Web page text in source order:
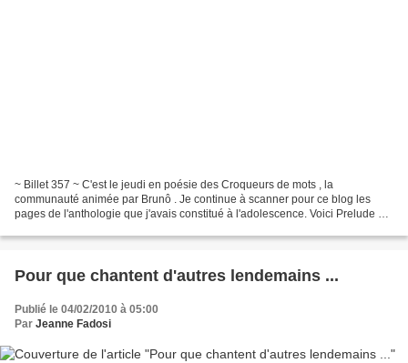
~ Billet 357 ~ C'est le jeudi en poésie des Croqueurs de mots , la
communauté animée par Brunô . Je continue à scanner pour ce blog les
pages de l'anthologie que j'avais constitué à l'adolescence. Voici Prelude de
Pour que chantent d'autres lendemains ...
Publié le 04/02/2010 à 05:00
Par Jeanne Fadosi